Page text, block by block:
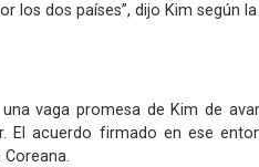
los dos países”, dijo Kim según
vaga promesa de Kim de
El acuerdo firmado en ese